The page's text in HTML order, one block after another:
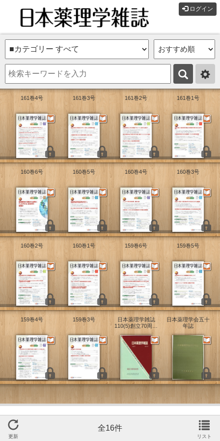
ログイン
161巻4号 161巻3号 161巻2号 161巻1号
160巻6号 160巻5号 160巻4号 160巻3号
160巻2号 160巻1号 159巻6号 159巻5号
159巻4号 159巻3号
日本薬理学雑誌
110(5)創立70周年
記念号
日本薬理学会五十
年誌
更新
全16件
リスト